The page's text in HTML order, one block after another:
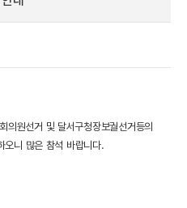
원선거 및 달서구청장보궐선거등의
오니 많은 참석 바랍니다.